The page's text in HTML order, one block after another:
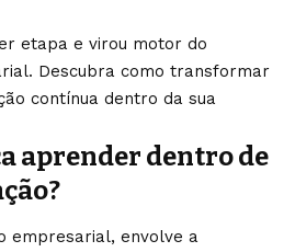
etapa e virou motor do
Descubra como transformar
contínua dentro da sua
aprender dentro de
empresarial, envolve a